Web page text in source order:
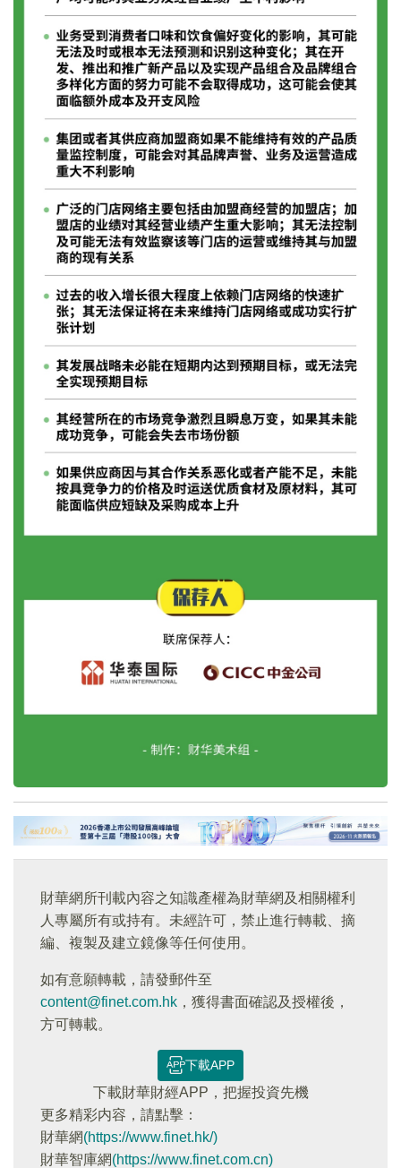
財華網所刊載內容之知識產權為財華網及相關權利
人專屬所有或持有。未經許可，禁止進行轉載、摘
編、複製及建立鏡像等任何使用。
如有意願轉載，請發郵件至
content@finet.com.hk ，獲得書面確認及授權後，
方可轉載。
下載APP
下載財華財經APP，把握投資先機
更多精彩内容，請點擊：
財華網(https://www.finet.hk/)
財華智庫網(https://www.finet.com.cn)